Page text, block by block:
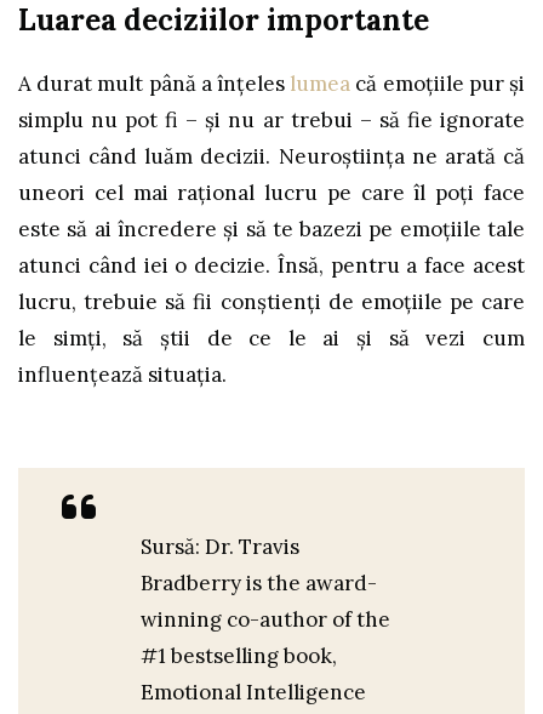
Luarea deciziilor importante
A durat mult până a înțeles lumea că emoțiile pur și
simplu nu pot fi – și nu ar trebui – să fie ignorate
atunci când luăm decizii. Neuroștiința ne arată că
uneori cel mai rațional lucru pe care îl poți face
este să ai încredere și să te bazezi pe emoțiile tale
atunci când iei o decizie. Însă, pentru a face acest
lucru, trebuie să fii conștienți de emoțiile pe care
le simți, să știi de ce le ai și să vezi cum
influențează situația.
Sursă: Dr. Travis
Bradberry is the award-
winning co-author of the
#1 bestselling book,
Emotional Intelligence